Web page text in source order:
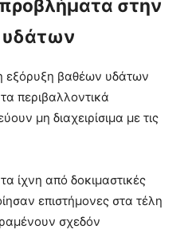
στην
υδάτων
εξόρυξη βαθέων υδάτων
περιβαλλοντικά
μη διαχειρίσιμα με τις
ίχνη από δοκιμαστικές
επιστήμονες στα τέλη
σχεδόν